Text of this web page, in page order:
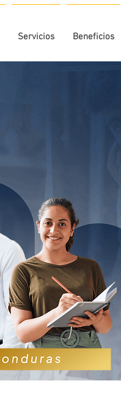
Servicios Beneficios